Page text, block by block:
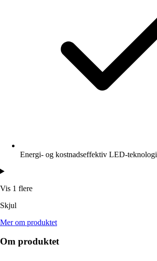
Energi- og kostnadseffektiv LED-teknologi
Vis 1 flere
Skjul
Mer om produktet
Om produktet